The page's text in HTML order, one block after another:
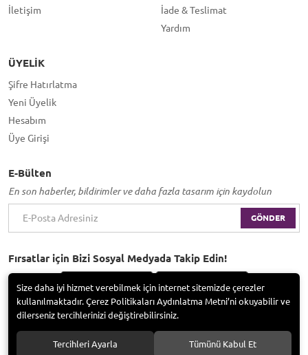
İletişim
İade & Teslimat
Yardım
ÜYELIK
Şifre Hatırlatma
Yeni Üyelik
Hesabım
Üye Girişi
E-Bülten
En son haberler, bildirimler ve daha fazla tasarım için kaydolun
GÖNDER
Fırsatlar için Bizi Sosyal Medyada Takip Edin!
Bayramoğlu Group / Adem Tufan Kocabaş. Tüm hakları saklıdır.
Size daha iyi hizmet verebilmek için internet sitemizde çerezler
kullanılmaktadır. Çerez Politikaları Aydınlatma Metni’ni okuyabilir ve
dilerseniz tercihlerinizi değiştirebilirsiniz.
Tercihleri Ayarla Tümünü Kabul Et